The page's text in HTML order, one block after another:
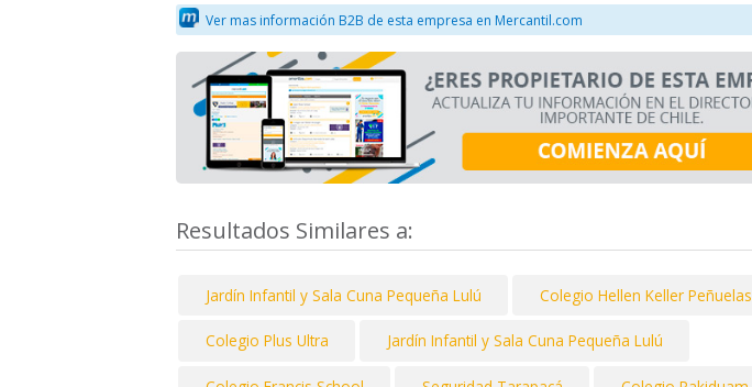
Ver mas información B2B de esta empresa en Mercantil.com
Resultados Similares a:
Jardín Infantil y Sala Cuna Pequeña Lulú Colegio Hellen Keller Peñuelas
Colegio Plus Ultra Jardín Infantil y Sala Cuna Pequeña Lulú